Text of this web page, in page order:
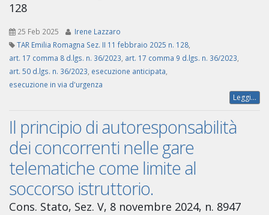
128
25 Feb 2025
Irene Lazzaro
TAR Emilia Romagna Sez. II 11 febbraio 2025 n. 128
art. 17 comma 8 d.lgs. n. 36/2023 art. 17 comma 9 d.lgs. n. 36/2023
art. 50 d.lgs. n. 36/2023 esecuzione anticipata
esecuzione in via d'urgenza
Leggi...
Il principio di autoresponsabilità
dei concorrenti nelle gare
telematiche come limite al
soccorso istruttorio.
Cons. Stato, Sez. V, 8 novembre 2024, n. 8947